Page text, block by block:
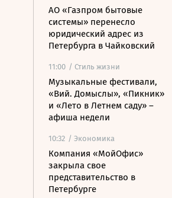
АО «Газпром бытовые
системы» перенесло
юридический адрес из
Петербурга в Чайковский
11:00 / Стиль жизни
Музыкальные фестивали,
«Вий. Домыслы», «Пикник»
и «Лето в Летнем саду» –
афиша недели
10:32 / Экономика
Компания «МойОфис»
закрыла свое
представительство в
Петербурге